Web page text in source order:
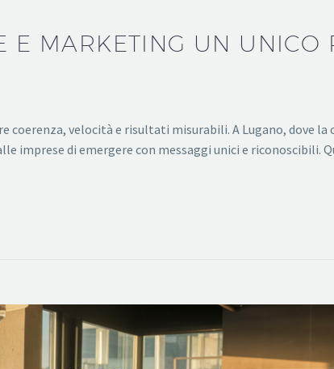
MARKETING UN UNICO
velocità e risultati misurabili. A Lugano, dove la
imprese di emergere con messaggi unici e riconoscibili.